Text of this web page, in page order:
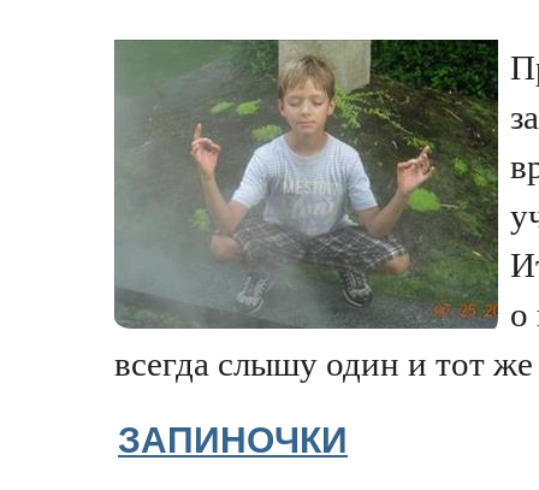
о
всегда слышу один и тот же
ЗАПИНОЧКИ